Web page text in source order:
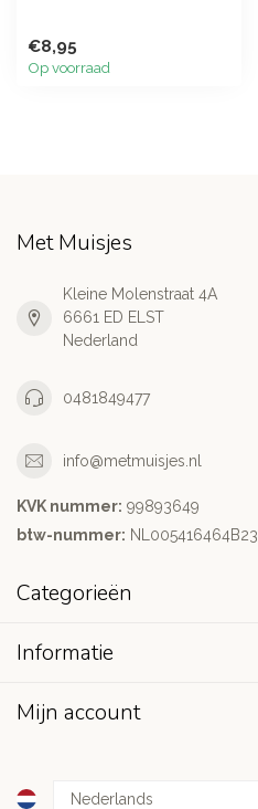
€8,95
Op voorraad
Met Muisjes
Kleine Molenstraat 4A
6661 ED ELST
Nederland
0481849477
info@metmuisjes.nl
KVK nummer: 99893649
btw-nummer: NL005416464B23
Categorieën
Informatie
Mijn account